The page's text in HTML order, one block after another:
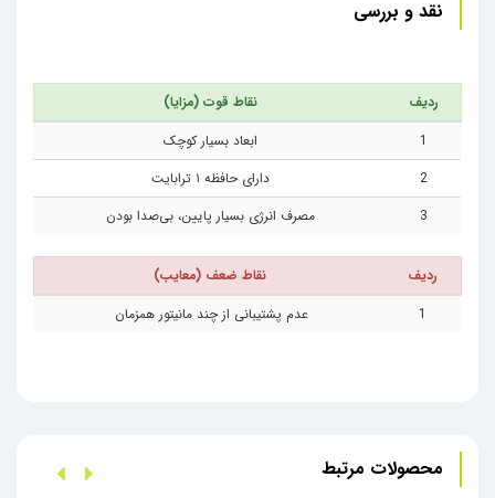
نقد و بررسی
ردیف
نقاط قوت (مزایا)
1
ابعاد بسیار کوچک
2
دارای حافظه ۱ ترابایت
3
مصرف انرژی بسیار پایین، بی‌صدا بودن
ردیف
نقاط ضعف (معایب)
1
عدم پشتیبانی از چند مانیتور همزمان
محصولات مرتبط